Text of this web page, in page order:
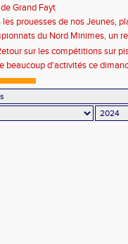
Grand Fayt
les prouesses de nos Jeunes,
🤫😁du Nord Minimes, un
sur les compétitions sur
beaucoup d'activités ce